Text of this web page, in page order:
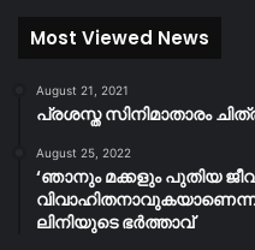
Most Viewed News
August 21, 2021
പ്രശസ്ത സിനിമാതാരം
August 25, 2022
‘ഞാനും മക്കളും പുതിയ
വിവാഹിതനാവുകയാണെന്ന
ലിനിയുടെ ഭർത്താവ്